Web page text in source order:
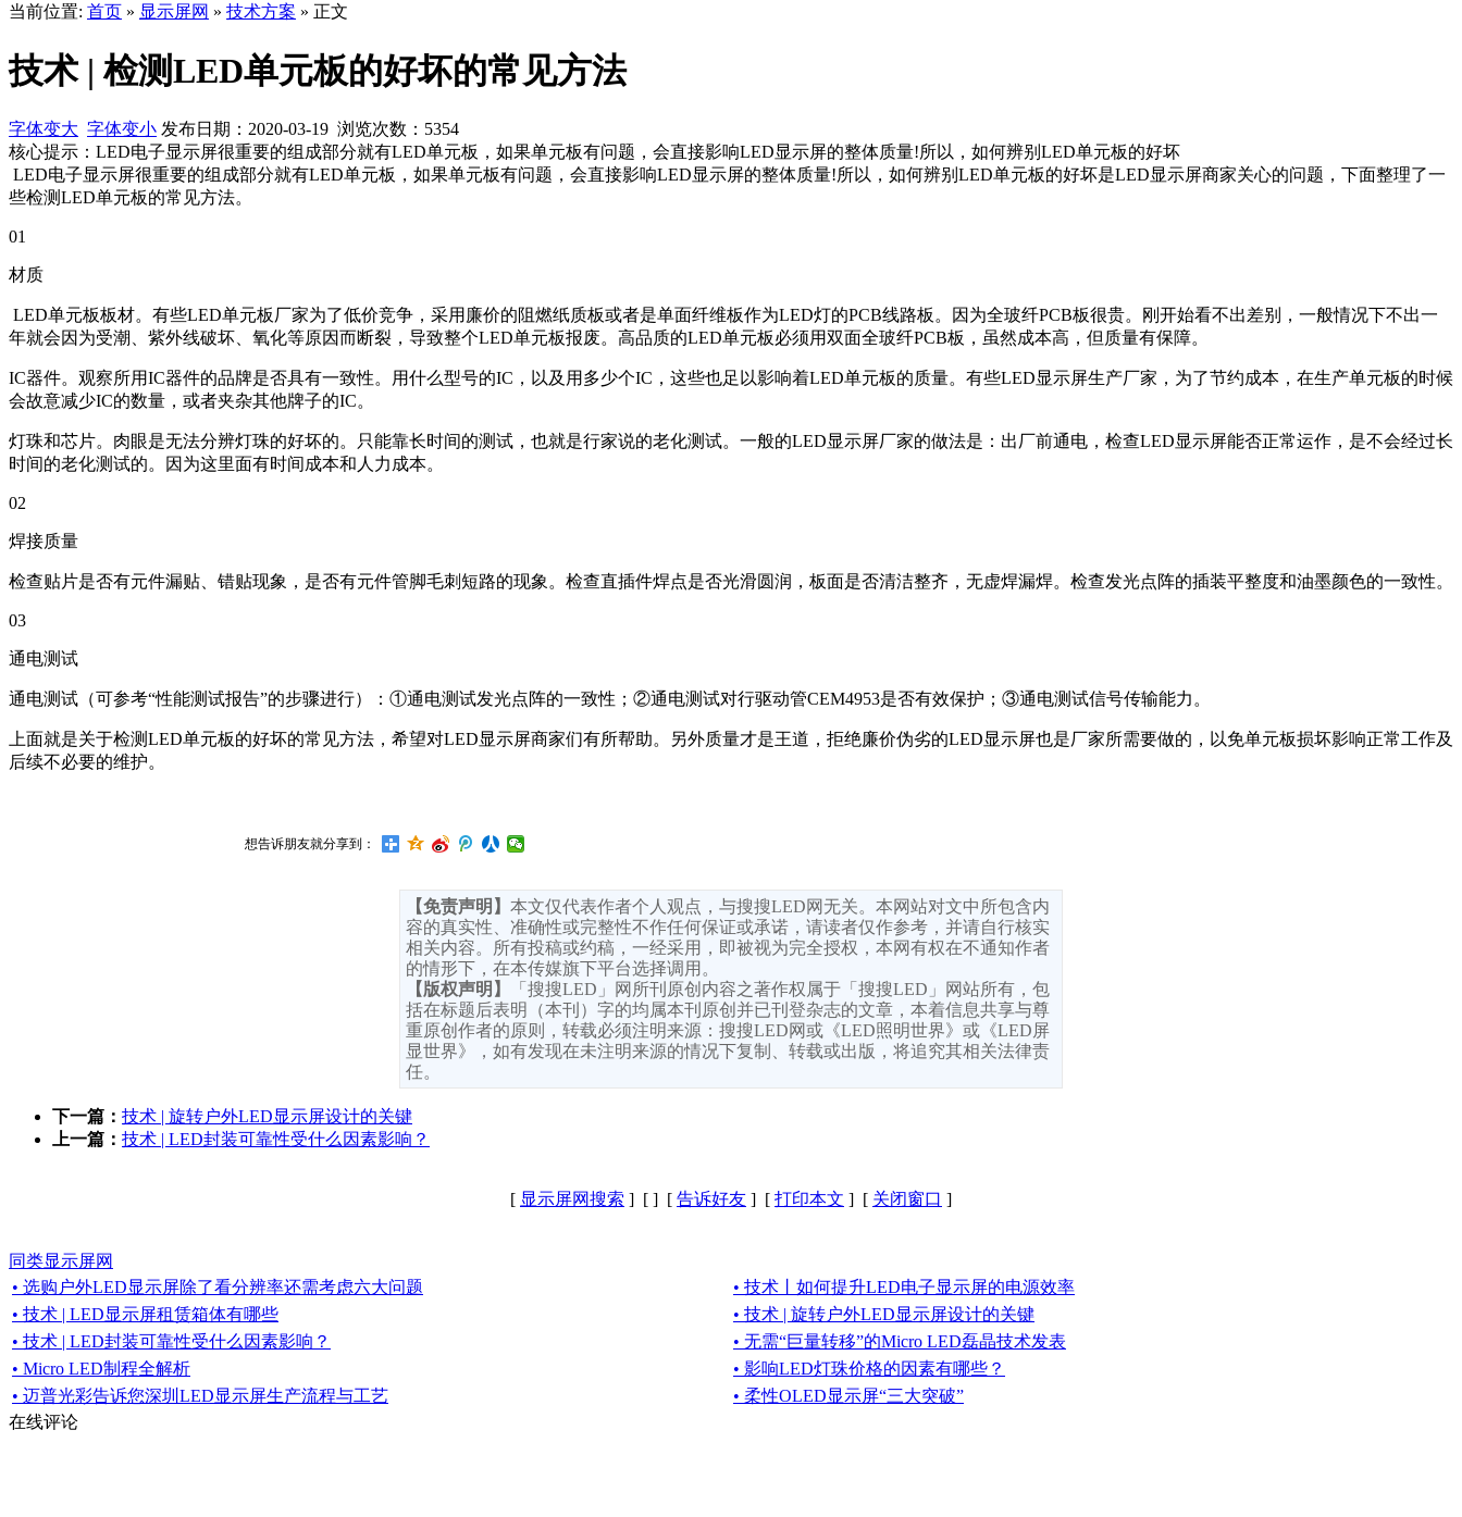
当前位置: 首页 » 显示屏网 » 技术方案 » 正文
技术 | 检测LED单元板的好坏的常见方法
字体变大 字体变小 发布日期：2020-03-19 浏览次数： 5354
核心提示：LED电子显示屏很重要的组成部分就有LED单元板，如果单元板有问题，会直接影响LED显示屏的整体质量!所以，如何辨别LED单元板的好坏
LED电子显示屏很重要的组成部分就有LED单元板，如果单元板有问题，会直接影响LED显示屏的整体质量!所以，如何辨别LED单元板的好坏是LED显示屏商家关心的问题，下面整理了一
些检测LED单元板的常见方法。
01
材质
LED单元板板材。有些LED单元板厂家为了低价竞争，采用廉价的阻燃纸质板或者是单面纤维板作为LED灯的PCB线路板。因为全玻纤PCB板很贵。刚开始看不出差别，一般情况下不出一
年就会因为受潮、紫外线破坏、氧化等原因而断裂，导致整个LED单元板报废。高品质的LED单元板必须用双面全玻纤PCB板，虽然成本高，但质量有保障。
IC器件。观察所用IC器件的品牌是否具有一致性。用什么型号的IC，以及用多少个IC，这些也足以影响着LED单元板的质量。有些LED显示屏生产厂家，为了节约成本，在生产单元板的时候
会故意减少IC的数量，或者夹杂其他牌子的IC。
灯珠和芯片。肉眼是无法分辨灯珠的好坏的。只能靠长时间的测试，也就是行家说的老化测试。一般的LED显示屏厂家的做法是：出厂前通电，检查LED显示屏能否正常运作，是不会经过长
时间的老化测试的。因为这里面有时间成本和人力成本。
02
焊接质量
检查贴片是否有元件漏贴、错贴现象，是否有元件管脚毛刺短路的现象。检查直插件焊点是否光滑圆润，板面是否清洁整齐，无虚焊漏焊。检查发光点阵的插装平整度和油墨颜色的一致性。
03
通电测试
通电测试（可参考“性能测试报告”的步骤进行）：①通电测试发光点阵的一致性；②通电测试对行驱动管CEM4953是否有效保护；③通电测试信号传输能力。
上面就是关于检测LED单元板的好坏的常见方法，希望对LED显示屏商家们有所帮助。另外质量才是王道，拒绝廉价伪劣的LED显示屏也是厂家所需要做的，以免单元板损坏影响正常工作及
后续不必要的维护。
想告诉朋友就分享到：
【免责声明】 本文仅代表作者个人观点，与搜搜LED网无关。本网站对文中所包含内
容的真实性、准确性或完整性不作任何保证或承诺，请读者仅作参考，并请自行核实
相关内容。所有投稿或约稿，一经采用，即被视为完全授权，本网有权在不通知作者
的情形下，在本传媒旗下平台选择调用。
【版权声明】
「搜搜LED」网所刊原创内容之著作权属于「搜搜LED」网站所有，包
括在标题后表明（本刊）字的均属本刊原创并已刊登杂志的文章，本着信息共享与尊
重原创作者的原则，转载必须注明来源：搜搜LED网或《LED照明世界》或《LED屏
显世界》，如有发现在未注明来源的情况下复制、转载或出版，将追究其相关法律责
任。
下一篇： 技术 | 旋转户外LED显示屏设计的关键
上一篇： 技术 | LED封装可靠性受什么因素影响？
[ 显示屏网搜索 ] [ ] [ 告诉好友 ] [ 打印本文 ] [ 关闭窗口 ]
同类显示屏网
• 选购户外LED显示屏除了看分辨率还需考虑六大问题
• 技术丨如何提升LED电子显示屏的电源效率
• 技术 | LED显示屏租赁箱体有哪些
• 技术 | 旋转户外LED显示屏设计的关键
• 技术 | LED封装可靠性受什么因素影响？
• 无需“巨量转移”的Micro LED磊晶技术发表
• Micro LED制程全解析
• 影响LED灯珠价格的因素有哪些？
• 迈普光彩告诉您深圳LED显示屏生产流程与工艺
• 柔性OLED显示屏“三大突破”
在线评论